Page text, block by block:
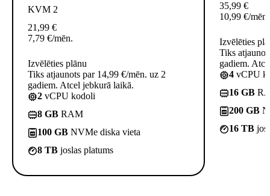
KVM 2
21,99 €
7,79 €/mēn.
Izvēlēties plānu
Tiks atjaunots par 14,99 €/mēn. uz 2
gadiem. Atcel jebkurā laikā.
2 vCPU kodoli
8 GB RAM
100 GB NVMe diska vieta
8 TB joslas platums
35,99 €
10,99 €/mēn.
Izvēlēties
Tiks
gadiem.
4 vCPU
16 GB
200 GB
16 TB